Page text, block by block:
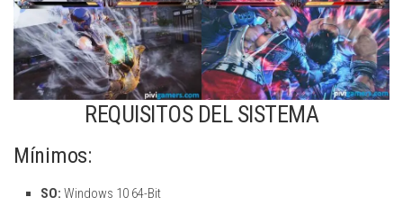
REQUISITOS DEL SISTEMA
Mínimos:
SO: Windows 10 64-Bit